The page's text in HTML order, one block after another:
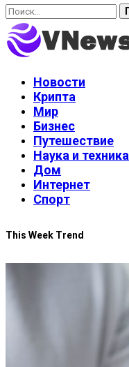
Найти:
Новости
Крипта
Мир
Бизнес
Путешествие
Наука и техника
Дом
Интернет
Спорт
This Week Trend